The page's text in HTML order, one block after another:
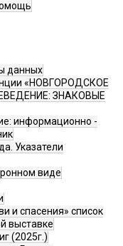
данных
«НОВГОРОДСКОЕ
ЗНАКОВЫЕ
информационно -
Указатели
виде
и спасения» список
выставке
(2025г.)